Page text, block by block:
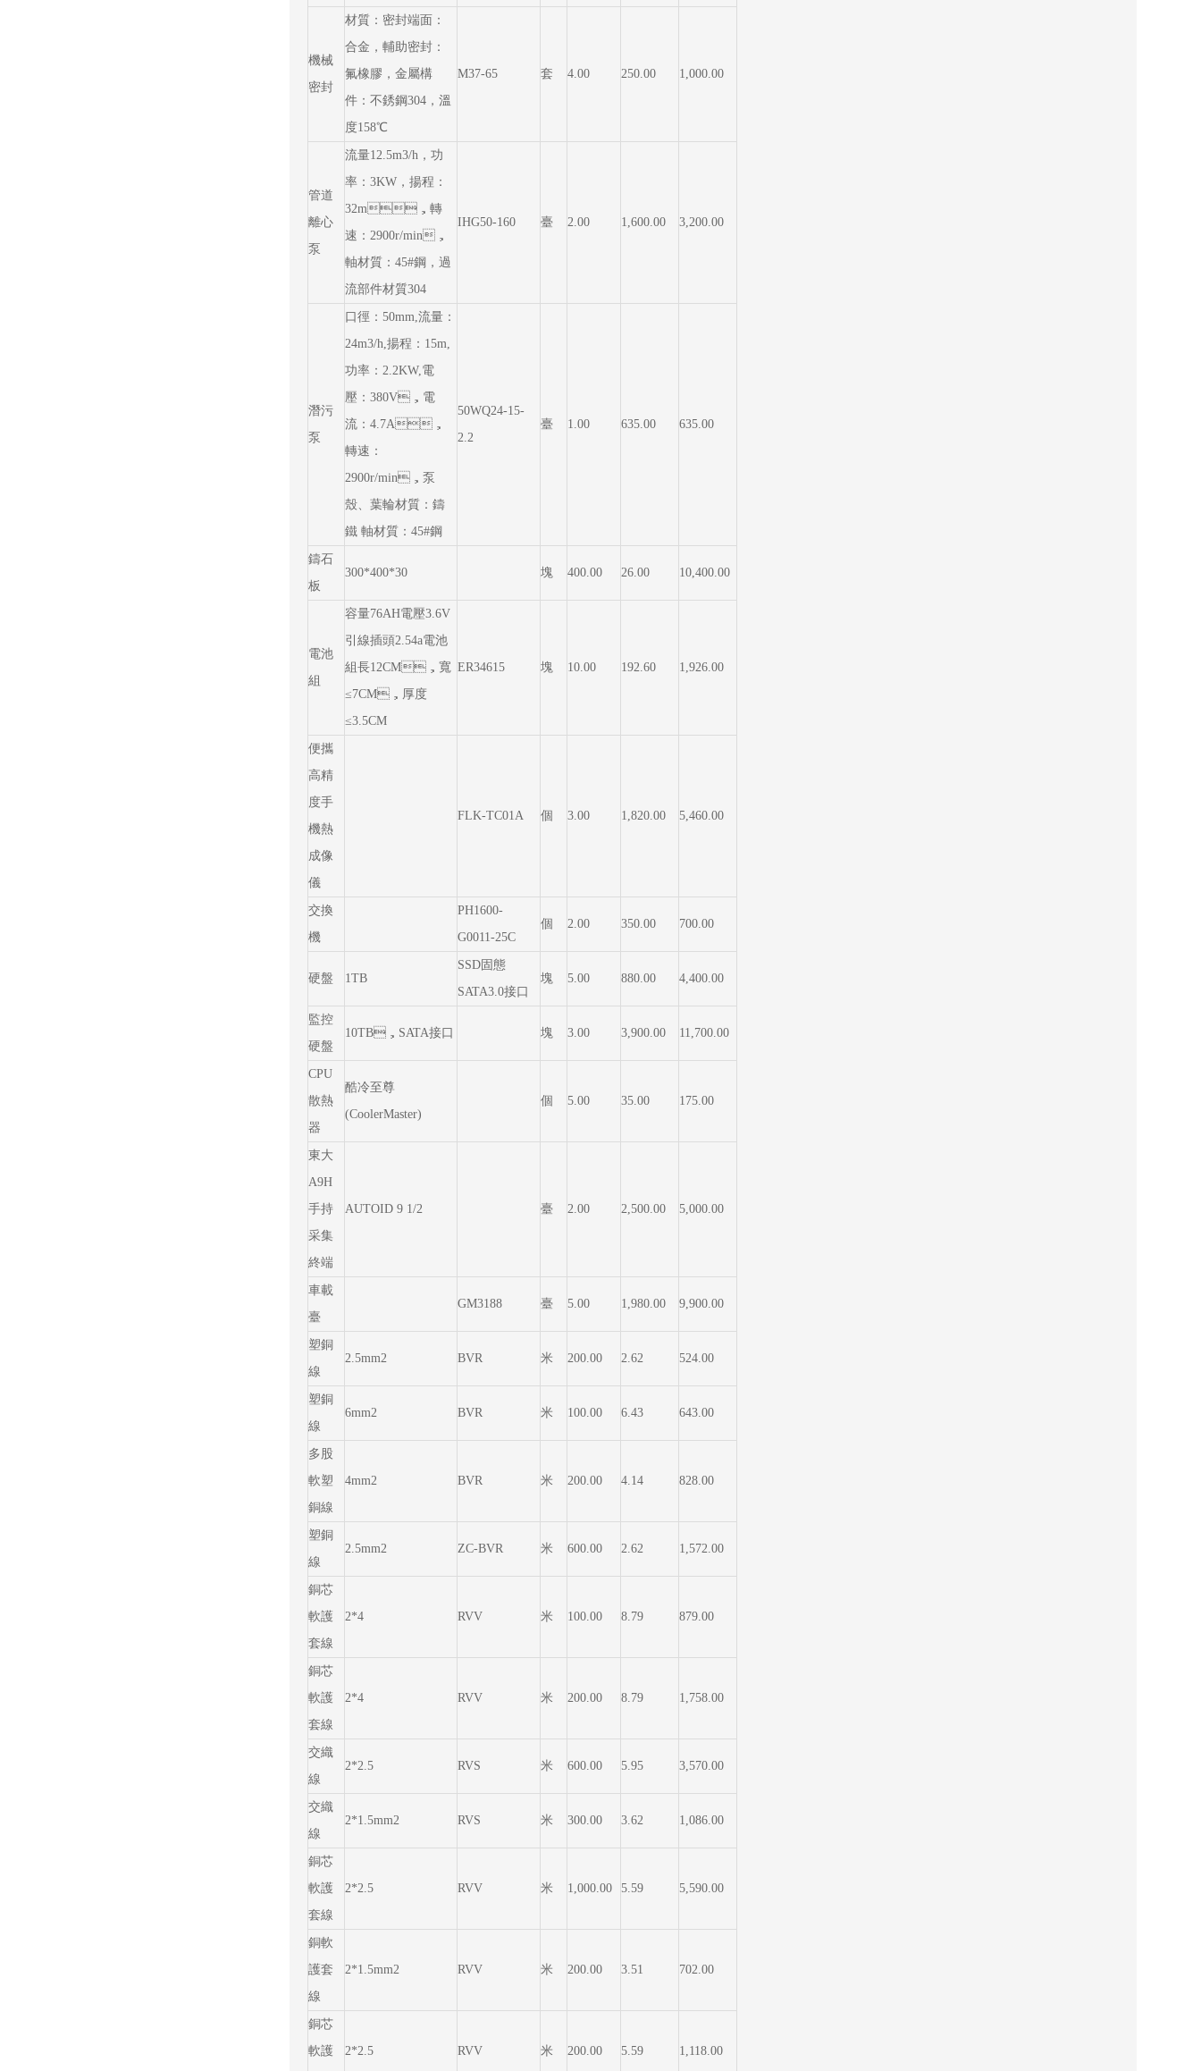
機械
密封
材質：密封端面：
合金，輔助密封：
氟橡膠，金屬構
件：不銹鋼304，溫
度158℃
M37-65 套 4.00 250.00 1,000.00
管道
離心
泵
流量12.5m3/h，功
率：3KW，揚程：
32m，轉
速：2900r/min，
軸材質：45#鋼，過
流部件材質304
IHG50-160 臺 2.00 1,600.00 3,200.00
潛污
泵
口徑：50mm,流量：
24m3/h,揚程：15m,
功率：2.2KW,電
壓：380V，電
流：4.7A，
轉速：
2900r/min，泵
殼、葉輪材質：鑄
鐵 軸材質：45#鋼
50WQ24-15-
2.2
臺 1.00 635.00 635.00
鑄石
板
300*400*30 塊 400.00 26.00 10,400.00
電池
組
容量76AH電壓3.6V
引線插頭2.54a電池
組長12CM，寬
≤7CM，厚度
≤3.5CM
ER34615 塊 10.00 192.60 1,926.00
便攜
高精
度手
機熱
成像
儀
FLK-TC01A 個 3.00 1,820.00 5,460.00
交換
機
PH1600-
G0011-25C
個 2.00 350.00 700.00
硬盤 1TB
SSD固態
SATA3.0接口
塊 5.00 880.00 4,400.00
監控
硬盤
10TB，SATA接口 塊 3.00 3,900.00 11,700.00
CPU
散熱
器
酷冷至尊
(CoolerMaster)
個 5.00 35.00 175.00
東大
A9H
手持
采集
終端
AUTOID 9 1/2 臺 2.00 2,500.00 5,000.00
車載
臺
GM3188 臺 5.00 1,980.00 9,900.00
塑銅
線
2.5mm2 BVR 米 200.00 2.62 524.00
塑銅
線
6mm2 BVR 米 100.00 6.43 643.00
多股
軟塑
銅線
4mm2 BVR 米 200.00 4.14 828.00
塑銅
線
2.5mm2 ZC-BVR 米 600.00 2.62 1,572.00
銅芯
軟護
套線
2*4 RVV 米 100.00 8.79 879.00
銅芯
軟護
套線
2*4 RVV 米 200.00 8.79 1,758.00
交織
線
2*2.5 RVS 米 600.00 5.95 3,570.00
交織
線
2*1.5mm2 RVS 米 300.00 3.62 1,086.00
銅芯
軟護
套線
2*2.5 RVV 米 1,000.00 5.59 5,590.00
銅軟
護套
線
2*1.5mm2 RVV 米 200.00 3.51 702.00
銅芯
軟護
2*2.5 RVV 米 200.00 5.59 1,118.00